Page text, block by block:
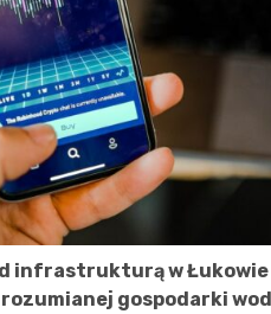
infrastrukturą w Łukowie
gospodarki